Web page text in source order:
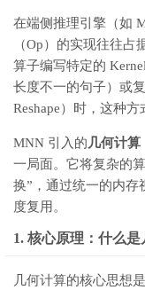
在端侧推理引擎（如
（Op）的实现往往
算子编写特定的
长度不一的句子）或
Reshape）时，这种
MNN 引入的 几何计算
一局面。它将复杂的
换”，通过统一的内存
度复用。
1. 核心原理：什么是
几何计算的核心思想